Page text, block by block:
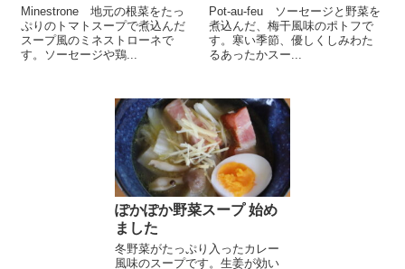
Minestrone 地元の根菜をたっ
ぷりのトマトスープで煮込んだ
スープ風のミネストローネで
す。ソーセージや鶏...
Pot-au-feu ソーセージと野菜を
煮込んだ、梅干風味のポトフで
す。寒い季節、優しくしみわた
るあったかスー...
ぽかぽか野菜スープ 始め
ました
冬野菜がたっぷり入ったカレー
風味のスープです。生姜が効い